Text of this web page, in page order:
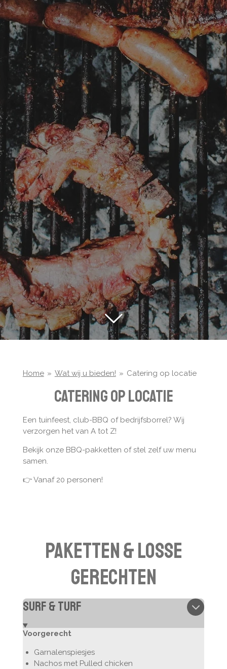
Home » Wat wij u bieden! » Catering op locatie
Catering op locatie
Een tuinfeest, club-BBQ of bedrijfsborrel? Wij
verzorgen het van A tot Z!
Bekijk onze BBQ-pakketten of stel zelf uw menu
samen.
👉 Vanaf 20 personen!
paketten & losse
gerechten
Surf & turf
Voorgerecht
Garnalenspiesjes
Nachos met Pulled chicken